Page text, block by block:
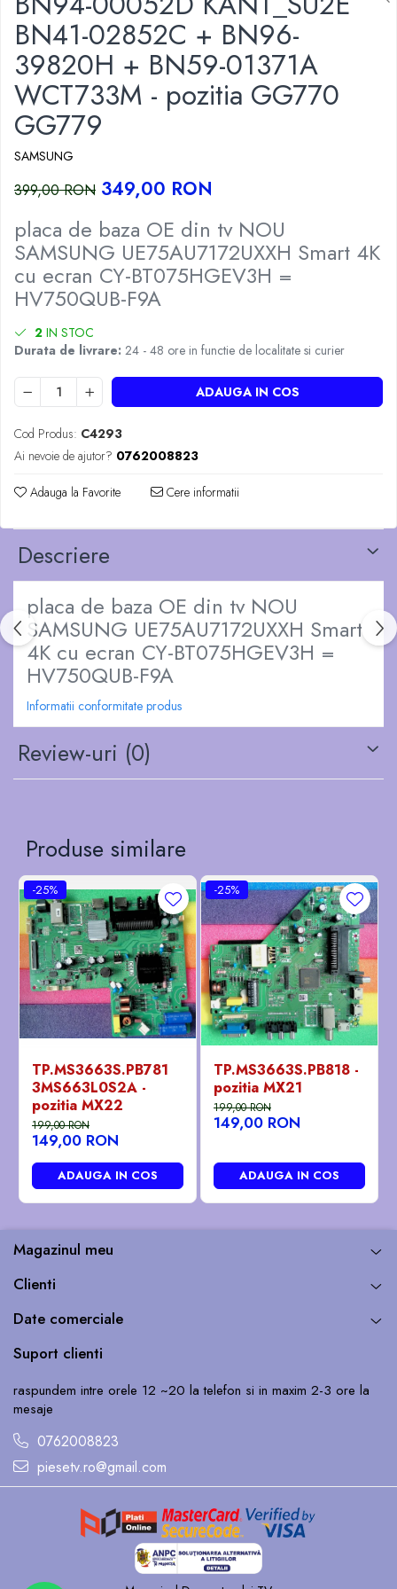
BN41-02852C + BN96-
39820H + BN59-01371A
WCT733M - pozitia GG770
GG779
SAMSUNG
399,00 RON 349,00 RON
placa de baza OE din tv NOU
SAMSUNG UE75AU7172UXXH Smart 4K
cu ecran CY-BT075HGEV3H =
HV750QUB-F9A
2 IN STOC
Durata de livrare: 24 - 48 ore in functie de localitate si curier
ADAUGA IN COS
Cod Produs: C4293
Ai nevoie de ajutor? 0762008823
Adauga la Favorite Cere informatii
Descriere
placa de baza OE din tv NOU
SAMSUNG UE75AU7172UXXH Smart
4K cu ecran CY-BT075HGEV3H =
HV750QUB-F9A
Informatii conformitate produs
Review-uri (0)
Produse similare
-25%
TP.MS3663S.PB781
3MS663L0S2A -
pozitia MX22
199,00 RON
149,00 RON
ADAUGA IN COS
-25%
TP.MS3663S.PB818 -
pozitia MX21
199,00 RON
149,00 RON
ADAUGA IN COS
Magazinul meu
Clienti
Date comerciale
Suport clienti
raspundem intre orele 12 ~20 la telefon si in maxim 2-3 ore la
mesaje
0762008823
piesetv.ro@gmail.com